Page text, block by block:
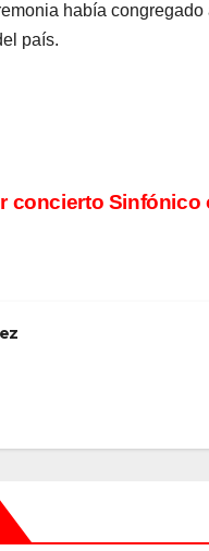
había
país.
concierto Sinfónico